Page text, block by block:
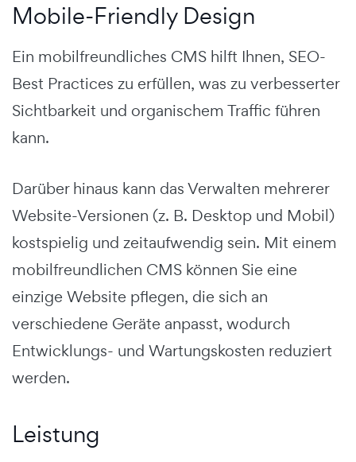
Mobile-Friendly Design
Ein mobilfreundliches CMS hilft Ihnen, SEO-
Best Practices zu erfüllen, was zu verbesserter
Sichtbarkeit und organischem Traffic führen
kann.
Darüber hinaus kann das Verwalten mehrerer
Website-Versionen (z. B. Desktop und Mobil)
kostspielig und zeitaufwendig sein. Mit einem
mobilfreundlichen CMS können Sie eine
einzige Website pflegen, die sich an
verschiedene Geräte anpasst, wodurch
Entwicklungs- und Wartungskosten reduziert
werden.
Leistung